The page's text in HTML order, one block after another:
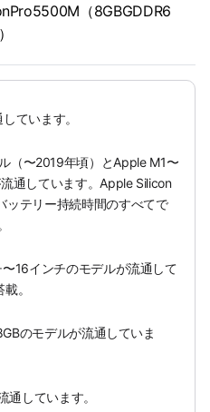
（8GBGDDR6
ています。
（〜2019年頃）とApple M1〜
通しています。Apple Silicon
ッテリー持続時間のすべてで
16インチのモデルが流通して
。
のモデルが流通していま
通しています。